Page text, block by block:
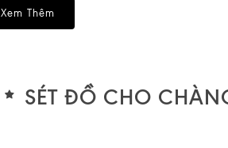
Xem Thêm
SÉT ĐỒ CHO